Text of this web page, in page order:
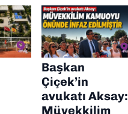
Başkan
Çiçek’in
avukatı Aksay:
Müvekkilim